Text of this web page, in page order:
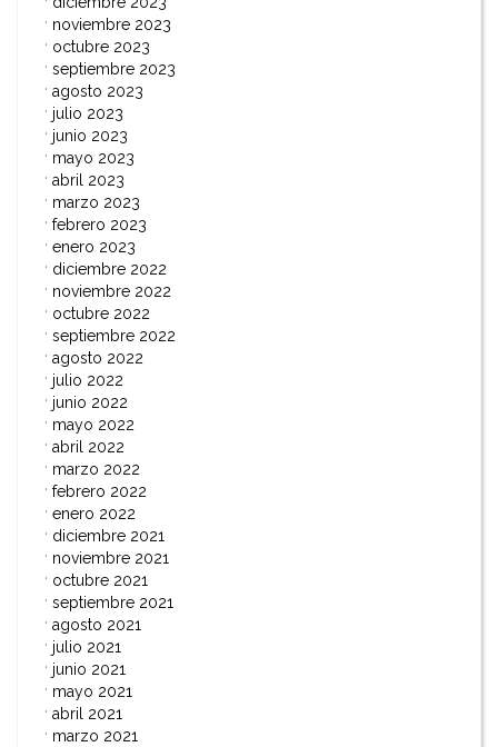
noviembre 2023
octubre 2023
septiembre 2023
agosto 2023
julio 2023
junio 2023
mayo 2023
abril 2023
marzo 2023
febrero 2023
enero 2023
diciembre 2022
noviembre 2022
octubre 2022
septiembre 2022
agosto 2022
julio 2022
junio 2022
mayo 2022
abril 2022
marzo 2022
febrero 2022
enero 2022
diciembre 2021
noviembre 2021
octubre 2021
septiembre 2021
agosto 2021
julio 2021
junio 2021
mayo 2021
abril 2021
marzo 2021